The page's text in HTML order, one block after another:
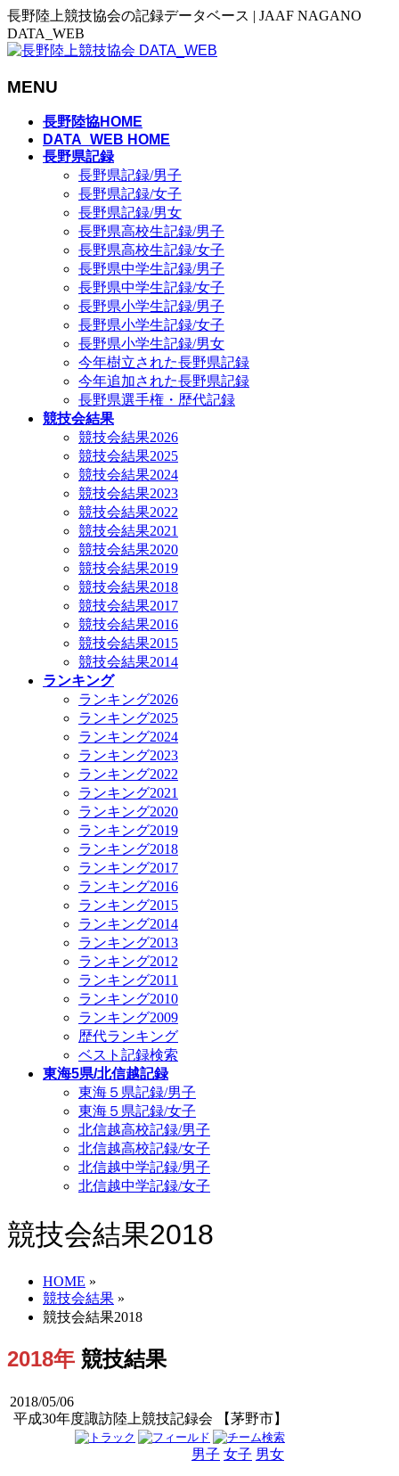
長野陸上競技協会の記録データベース | JAAF NAGANO
DATA_WEB
MENU
長野陸協HOME
DATA_WEB HOME
長野県記録
長野県記録/男子
長野県記録/女子
長野県記録/男女
長野県高校生記録/男子
長野県高校生記録/女子
長野県中学生記録/男子
長野県中学生記録/女子
長野県小学生記録/男子
長野県小学生記録/女子
長野県小学生記録/男女
今年樹立された長野県記録
今年追加された長野県記録
長野県選手権・歴代記録
競技会結果
競技会結果2026
競技会結果2025
競技会結果2024
競技会結果2023
競技会結果2022
競技会結果2021
競技会結果2020
競技会結果2019
競技会結果2018
競技会結果2017
競技会結果2016
競技会結果2015
競技会結果2014
ランキング
ランキング2026
ランキング2025
ランキング2024
ランキング2023
ランキング2022
ランキング2021
ランキング2020
ランキング2019
ランキング2018
ランキング2017
ランキング2016
ランキング2015
ランキング2014
ランキング2013
ランキング2012
ランキング2011
ランキング2010
ランキング2009
歴代ランキング
ベスト記録検索
東海5県/北信越記録
東海５県記録/男子
東海５県記録/女子
北信越高校記録/男子
北信越高校記録/女子
北信越中学記録/男子
北信越中学記録/女子
競技会結果2018
HOME »
競技会結果 »
競技会結果2018
2018年 競技結果
2018/05/06
平成30年度諏訪陸上競技記録会 【茅野市】
男子 女子 男女